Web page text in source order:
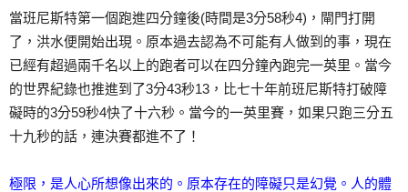
當班尼斯特第一個跑進四分鐘後(時間是3分58秒4)，閘門打開
了，洪水便開始出現。原本過去認為不可能有人做到的事，現在
已經有超過兩千名以上的跑者可以在四分鐘內跑完一英里。當今
的世界紀錄也推進到了3分43秒13，比七十年前班尼斯特打破障
礙時的3分59秒4快了十六秒。當今的一英里賽，如果只跑三分五
十九秒的話，連決賽都進不了！
極限，是人心所想像出來的。原本存在的障礙只是幻覺。人的體